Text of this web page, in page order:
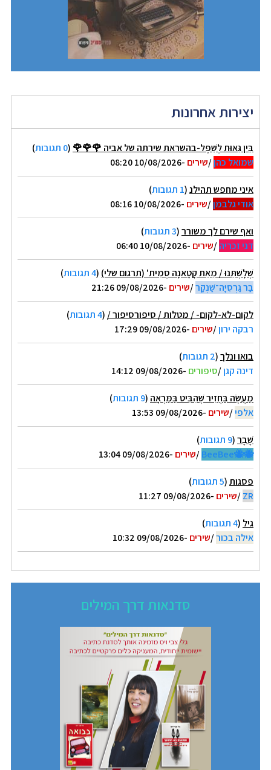
יצירות אחרונות
בֵּין גֵּאוּת לְשֵׁפֶל-בהשראת שירתה של אביה 🌹🌹🌹 (0 תגובות
)
שמואל כהן/שירים -10/08/2026 08:20
איני מחפש תהילנ(1 תגובות
)
אודי גלבמן/שירים -10/08/2026 08:16
ואף שירם לך משורר(3 תגובות
)
דני זכריה/שירים -10/08/2026 06:40
שְׁלָשְׁתֵּנוּ / מֵאֵת קָטָאנָה סְמִית' (תרגום שלי) (4 תגובות
)
בַּר גַּרְסִיָּה־שַׁנְקָר/שירים -09/08/2026 21:26
לקום-לא-לקום- / מטלות / סיפורסיפור / (4 תגובות
)
רבקה ירון/שירים -09/08/2026 17:29
בואו ונלך(2 תגובות
)
דינה קגן/סיפורים -09/08/2026 14:12
מַעֲשֶׂה בַּחֲזִיר שֶׁהִבִּיט בַּמַּרְאָה (9 תגובות
)
אלפי/שירים -09/08/2026 13:53
שֶׁבֶר(9 תגובות
)
🐝🐝BeeBee
/שירים -09/08/2026 13:04
פסגות(5 תגובות
)
ZR
/שירים -09/08/2026 11:27
גיל (4 תגובות
)
אילה בכור/שירים -09/08/2026 10:32
סדנאות דרך המילים